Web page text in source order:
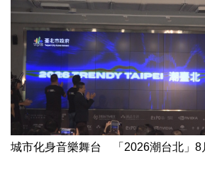
城市化身音樂舞台 「2026潮台北」8